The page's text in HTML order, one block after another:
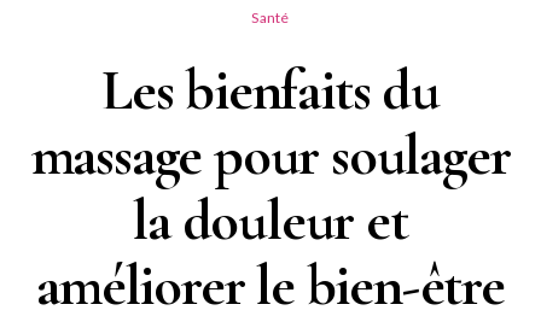
Santé
Les bienfaits du
massage pour soulager
la douleur et
améliorer le bien-être